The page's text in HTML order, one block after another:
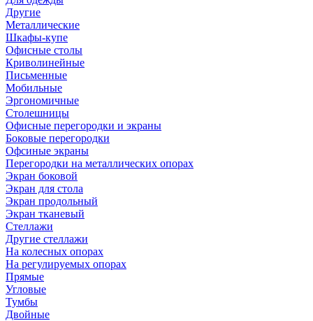
Другие
Металлические
Шкафы-купе
Офисные столы
Криволинейные
Письменные
Мобильные
Эргономичные
Столешницы
Офисные перегородки и экраны
Боковые перегородки
Офсиные экраны
Перегородки на металлических опорах
Экран боковой
Экран для стола
Экран продольный
Экран тканевый
Стеллажи
Другие стеллажи
На колесных опорах
На регулируемых опорах
Прямые
Угловые
Тумбы
Двойные